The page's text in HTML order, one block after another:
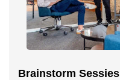
Brainstorm Sessies